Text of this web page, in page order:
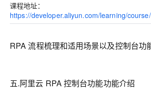
课程地址：
https://developer.aliyun.com/learning/
RPA 流程梳理和适用场景以及控制台功
五.阿里云 RPA 控制台功能功能介绍